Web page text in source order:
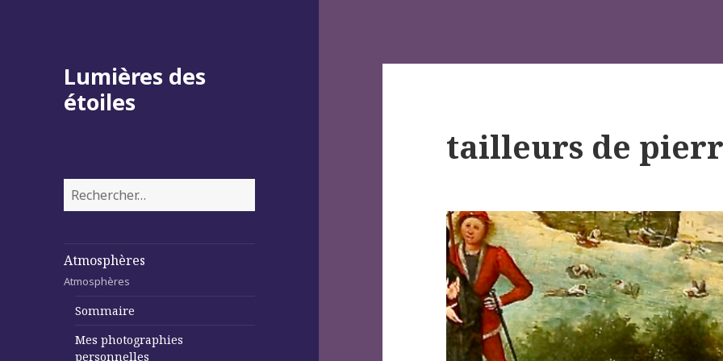
Lumières des
étoiles
Rechercher :
Atmosphères
Atmosphères
Sommaire
Mes photographies
personnelles
tailleurs de